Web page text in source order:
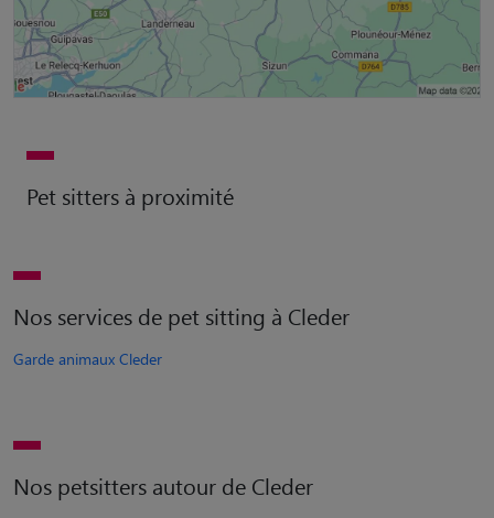
Pet sitters à proximité
Nos services de pet sitting à Cleder
Garde animaux Cleder
Nos petsitters autour de Cleder